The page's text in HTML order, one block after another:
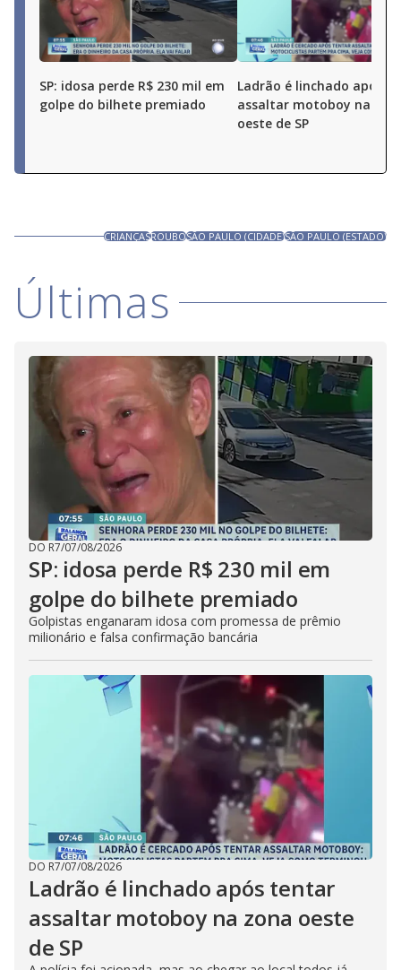
SP: idosa perde R$ 230 mil em
golpe do bilhete premiado
Ladrão é linchado após
assaltar motoboy na
oeste de SP
CRIANÇASROUBOSÃO PAULO (CIDADE)SÃO PAULO (ESTADO)
Últimas
DO R7/07/08/2026
SP: idosa perde R$ 230 mil em
golpe do bilhete premiado
Golpistas enganaram idosa com promessa de prêmio
milionário e falsa confirmação bancária
DO R7/07/08/2026
Ladrão é linchado após tentar
assaltar motoboy na zona oeste
de SP